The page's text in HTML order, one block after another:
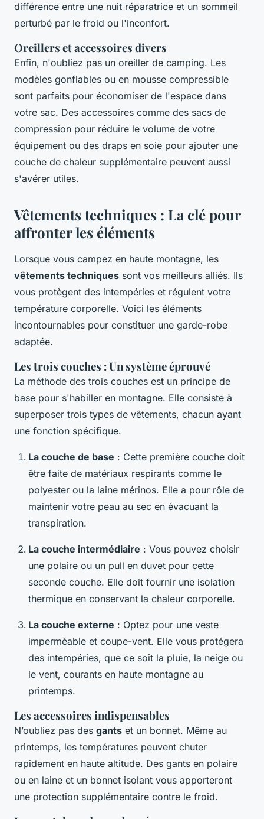
différence entre une nuit réparatrice et un sommeil
perturbé par le froid ou l'inconfort.
Oreillers et accessoires divers
Enfin, n'oubliez pas un oreiller de camping. Les
modèles gonflables ou en mousse compressible
sont parfaits pour économiser de l'espace dans
votre sac. Des accessoires comme des sacs de
compression pour réduire le volume de votre
équipement ou des draps en soie pour ajouter une
couche de chaleur supplémentaire peuvent aussi
s'avérer utiles.
Vêtements techniques : La clé pour
affronter les éléments
Lorsque vous campez en haute montagne, les
vêtements techniques sont vos meilleurs alliés. Ils
vous protègent des intempéries et régulent votre
température corporelle. Voici les éléments
incontournables pour constituer une garde-robe
adaptée.
Les trois couches : Un système éprouvé
La méthode des trois couches est un principe de
base pour s'habiller en montagne. Elle consiste à
superposer trois types de vêtements, chacun ayant
une fonction spécifique.
La couche de base : Cette première couche doit
être faite de matériaux respirants comme le
polyester ou la laine mérinos. Elle a pour rôle de
maintenir votre peau au sec en évacuant la
transpiration.
La couche intermédiaire : Vous pouvez choisir
une polaire ou un pull en duvet pour cette
seconde couche. Elle doit fournir une isolation
thermique en conservant la chaleur corporelle.
La couche externe : Optez pour une veste
imperméable et coupe-vent. Elle vous protégera
des intempéries, que ce soit la pluie, la neige ou
le vent, courants en haute montagne au
printemps.
Les accessoires indispensables
N’oubliez pas des gants et un bonnet. Même au
printemps, les températures peuvent chuter
rapidement en haute altitude. Des gants en polaire
ou en laine et un bonnet isolant vous apporteront
une protection supplémentaire contre le froid.